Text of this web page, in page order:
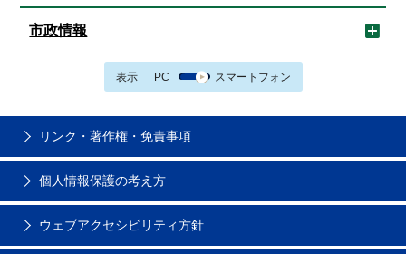
市政情報
表示 PC スマートフォン
リンク・著作権・免責事項
個人情報保護の考え方
ウェブアクセシビリティ方針